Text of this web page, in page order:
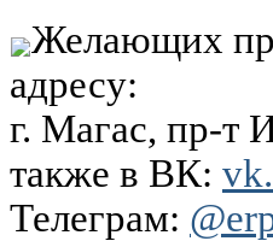
Желающих
адресу:
г. Магас, пр-т
также в ВК:
Телеграм: